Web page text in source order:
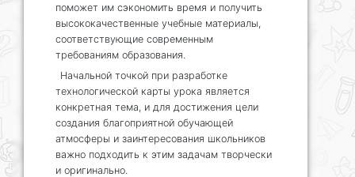
поможет им сэкономить время и получить
высококачественные учебные материалы,
соответствующие современным
требованиям образования.
Начальной точкой при разработке
технологической карты урока является
конкретная тема, и для достижения цели
создания благоприятной обучающей
атмосферы и заинтересования школьников
важно подходить к этим задачам творчески
и оригинально.